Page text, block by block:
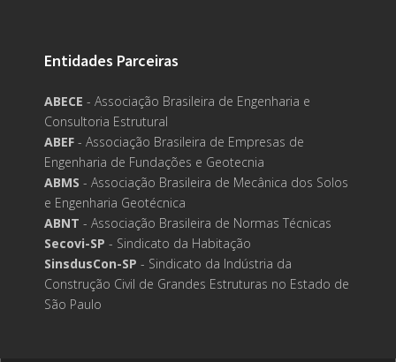
Entidades Parceiras
ABECE - Associação Brasileira de Engenharia e
Consultoria Estrutural
ABEF - Associação Brasileira de Empresas de
Engenharia de Fundações e Geotecnia
ABMS - Associação Brasileira de Mecânica dos Solos
e Engenharia Geotécnica
ABNT - Associação Brasileira de Normas Técnicas
Secovi-SP - Sindicato da Habitação
SinsdusCon-SP - Sindicato da Indústria da
Construção Civil de Grandes Estruturas no Estado de
São Paulo